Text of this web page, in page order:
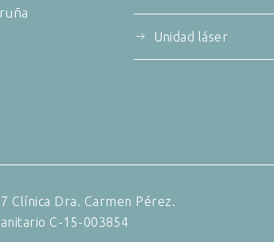
Unidad láser
Clínica Dra. Carmen Pérez.
C-15-003854